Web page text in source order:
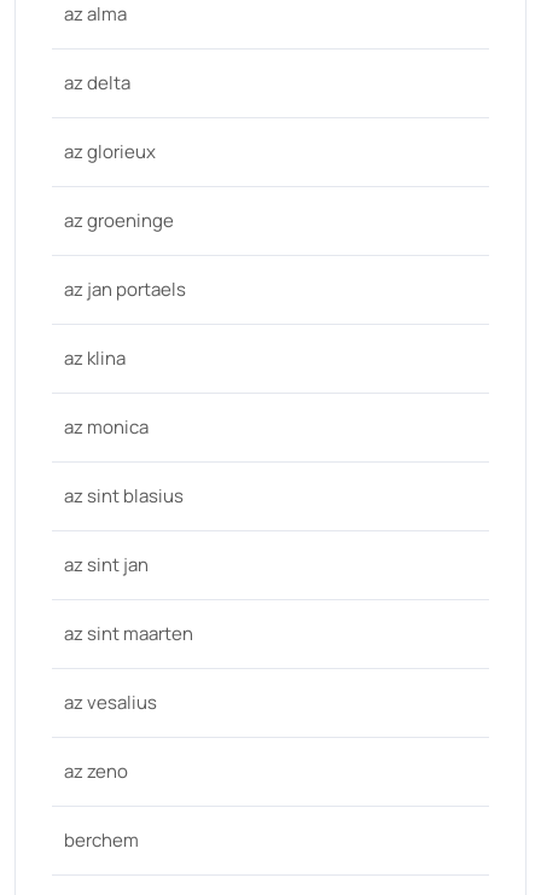
az alma
az delta
az glorieux
az groeninge
az jan portaels
az klina
az monica
az sint blasius
az sint jan
az sint maarten
az vesalius
az zeno
berchem